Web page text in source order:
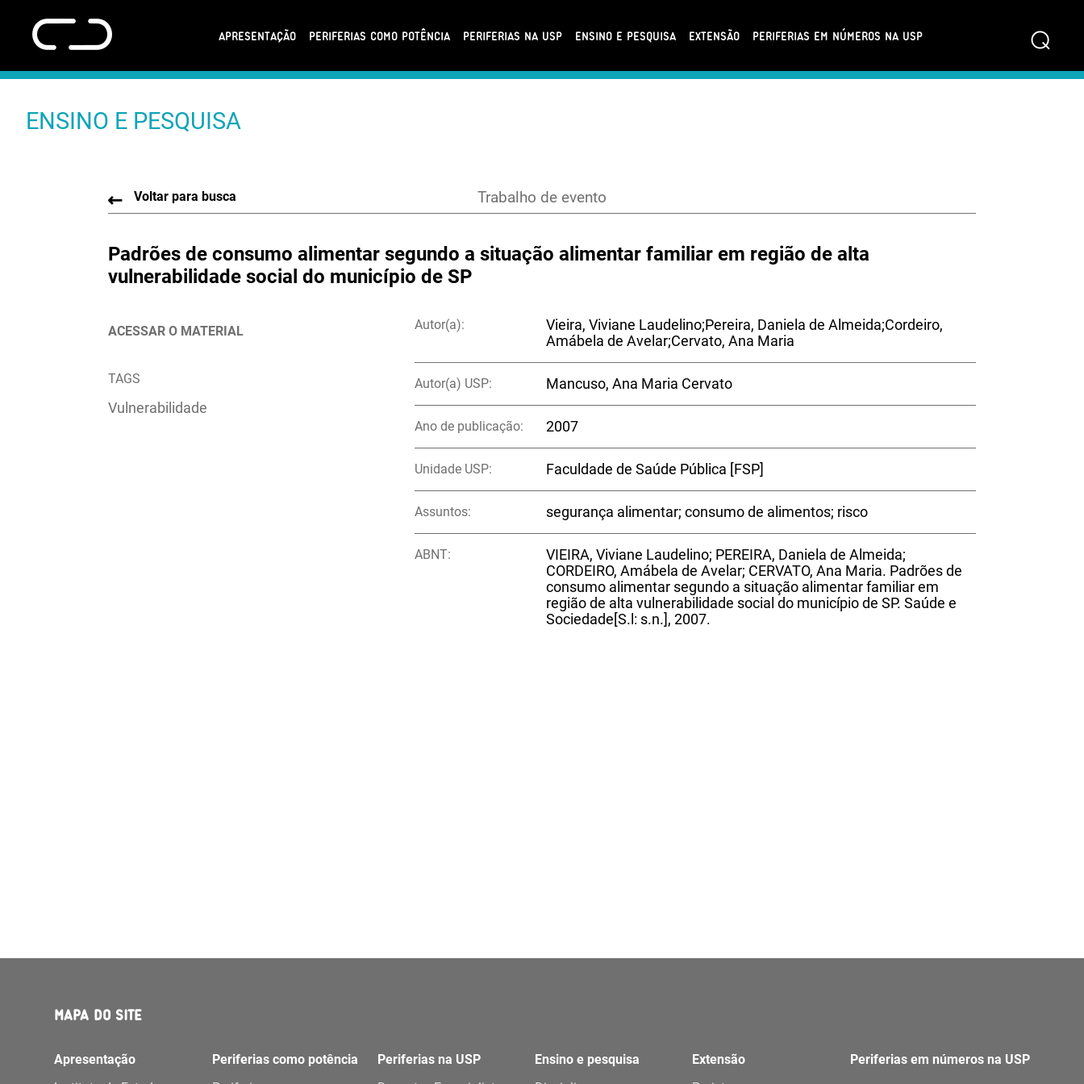
APRESENTAÇÃO PERIFERIAS COMO POTÊNCIA PERIFERIAS NA USP ENSINO E PESQUISA EXTENSÃO PERIFERIAS EM NÚMEROS NA USP ⌕
ENSINO E PESQUISA
Voltar para busca Trabalho de evento
Padrões de consumo alimentar segundo a situação alimentar familiar em região de alta
vulnerabilidade social do município de SP
ACESSAR O MATERIAL
TAGS
Vulnerabilidade
Autor(a):
Vieira, Viviane Laudelino;Pereira, Daniela de Almeida;Cordeiro,
Amábela de Avelar;Cervato, Ana Maria
Autor(a) USP: Mancuso, Ana Maria Cervato
Ano de publicação: 2007
Unidade USP: Faculdade de Saúde Pública [FSP]
Assuntos: segurança alimentar; consumo de alimentos; risco
ABNT:
VIEIRA, Viviane Laudelino; PEREIRA, Daniela de Almeida;
CORDEIRO, Amábela de Avelar; CERVATO, Ana Maria. Padrões de
consumo alimentar segundo a situação alimentar familiar em
região de alta vulnerabilidade social do município de SP. Saúde e
Sociedade[S.l: s.n.], 2007.
MAPA DO SITE
Apresentação
Periferias como potência
Periferias na USP
Ensino e pesquisa
Extensão
Periferias em números na USP